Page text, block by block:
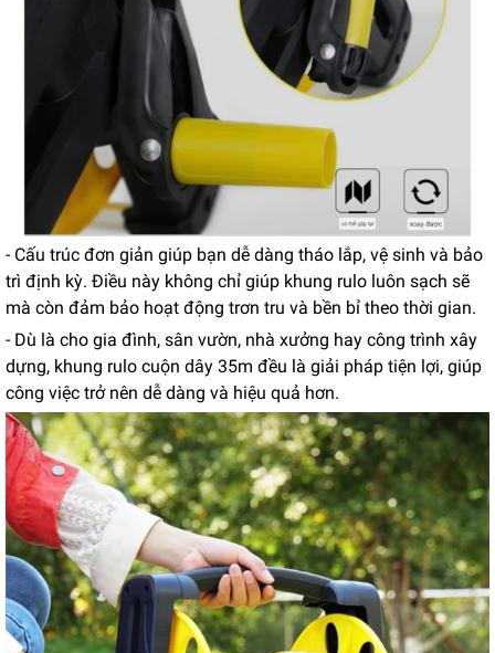
- Cấu trúc đơn giản giúp bạn dễ dàng tháo lắp, vệ sinh và bảo
trì định kỳ. Điều này không chỉ giúp khung rulo luôn sạch sẽ
mà còn đảm bảo hoạt động trơn tru và bền bỉ theo thời gian.
- Dù là cho gia đình, sân vườn, nhà xưởng hay công trình xây
dựng, khung rulo cuộn dây 35m đều là giải pháp tiện lợi, giúp
công việc trở nên dễ dàng và hiệu quả hơn.